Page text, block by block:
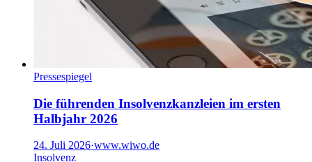
Pressespiegel
Die führenden Insolvenzkanzleien im ersten
Halbjahr 2026
24. Juli 2026·www.wiwo.de
Insolvenz